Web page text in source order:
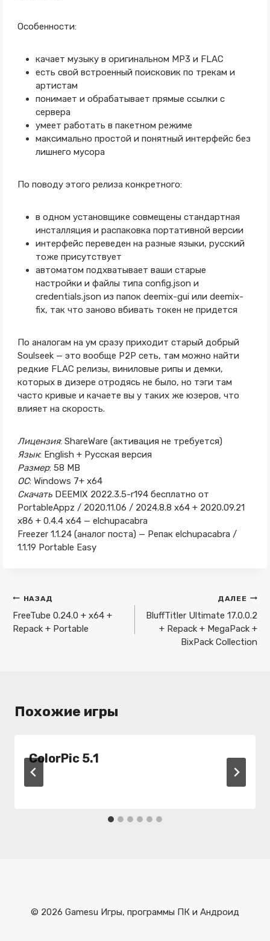
Особенности:
качает музыку в оригинальном MP3 и FLAC
есть свой встроенный поисковик по трекам и
артистам
понимает и обрабатывает прямые ссылки с
сервера
умеет работать в пакетном режиме
максимально простой и понятный интерфейс без
лишнего мусора
По поводу этого релиза конкретного:
в одном установщике совмещены стандартная
инсталляция и распаковка портативной версии
интерфейс переведен на разные языки, русский
тоже присутствует
автоматом подхватывает ваши старые
настройки и файлы типа config.json и
credentials.json из папок deemix-gui или deemix-
fix, так что заново вбивать токен не придется
По аналогам на ум сразу приходит старый добрый
Soulseek — это вообще P2P сеть, там можно найти
редкие FLAC релизы, виниловые рипы и демки,
которых в дизере отродясь не было, но тэги там
часто кривые и качаете вы у таких же юзеров, что
влияет на скорость.
Лицензия: ShareWare (активация не требуется)
Язык: English + Русская версия
Размер: 58 MB
ОС: Windows 7+ x64
Скачать DEEMIX 2022.3.5-r194 бесплатно от
PortableAppz / 2020.11.06 / 2024.8.8 x64 + 2020.09.21
x86 + 0.4.4 x64 — elchupacabra
Freezer 1.1.24 (аналог поста) — Репак elchupacabra /
1.1.19 Portable Easy
Навигация
по
записям
НАЗАД
FreeTube 0.24.0 + x64 +
Repack + Portable
ДАЛЕЕ
BluffTitler Ultimate 17.0.0.2
+ Repack + MegaPack +
BixPack Collection
Похожие игры
ColorPic 5.1
© 2026 Gamesu Игры, программы ПК и Андроид